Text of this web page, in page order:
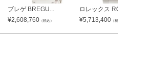
ブレゲ BREGU...
¥2,608,760 （税込）
ロレックス ROL...
¥5,713,400 （税込）